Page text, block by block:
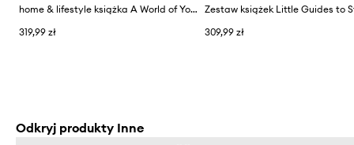
home & lifestyle książka A World of Yoga by Leo Lourdes, English
319,99 zł
309,99 zł
Odkryj produkty Inne